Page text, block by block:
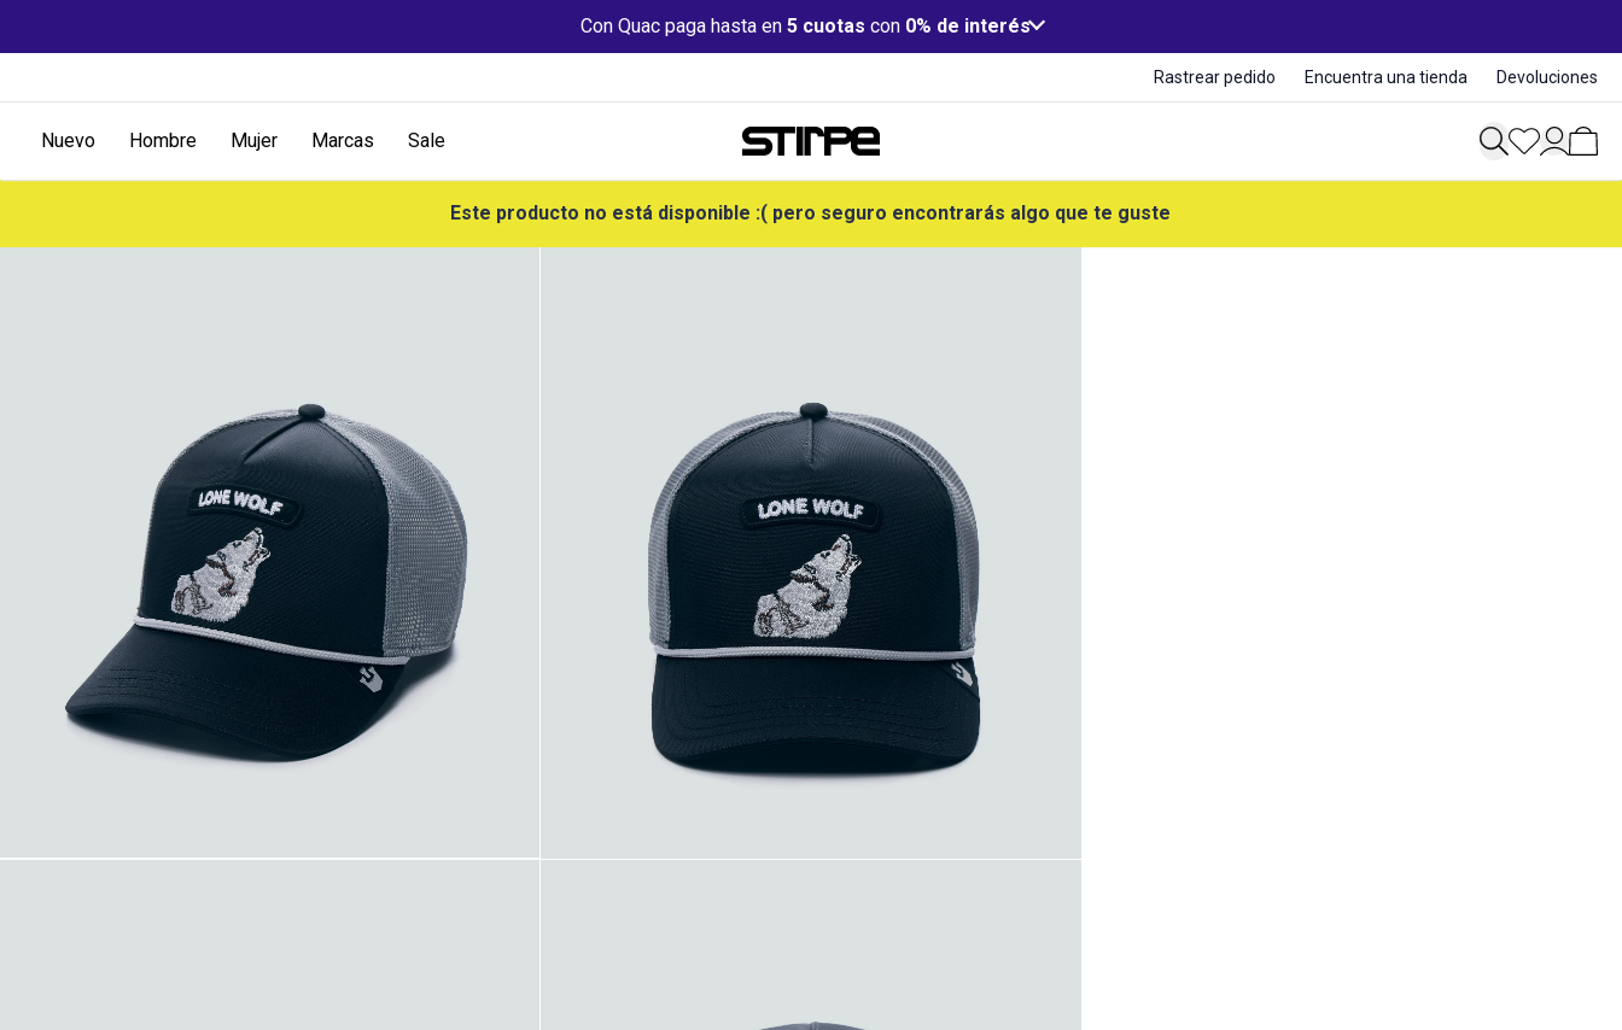
Con Quac paga hasta en 5 cuotas con 0% de interés
Rastrear pedido Encuentra una tienda Devoluciones
Nuevo Hombre Mujer Marcas Sale
Este producto no está disponible :( pero seguro encontrarás algo que te guste